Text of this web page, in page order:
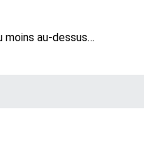
moins au-dessus…